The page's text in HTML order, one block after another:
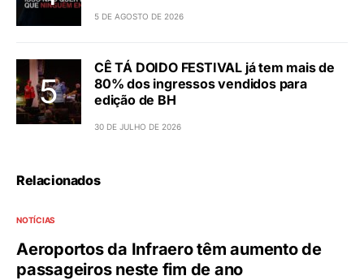
5 DE AGOSTO DE 2026
CÊ TÁ DOIDO FESTIVAL já tem mais de
80% dos ingressos vendidos para
edição de BH
30 DE JULHO DE 2026
Relacionados
NOTÍCIAS
Aeroportos da Infraero têm aumento de
passageiros neste fim de ano